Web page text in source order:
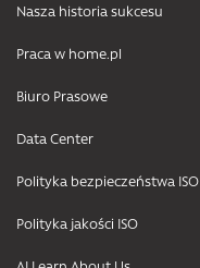
Nasza historia sukcesu
Praca w home.pl
Biuro Prasowe
Data Center
Polityka bezpieczeństwa ISO
Polityka jakości ISO